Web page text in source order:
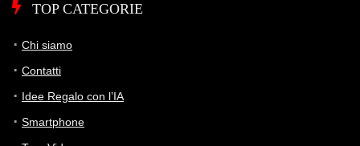
TOP CATEGORIE
Chi siamo
Contatti
Idee Regalo con l’IA
Smartphone